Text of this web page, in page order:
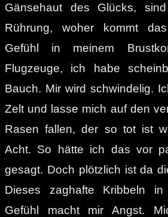
Gänsehaut des Glücks,
Rührung, woher kommt
Gefühl in meinem
Flugzeuge, ich habe
Bauch. Mir wird schwindelig.
Zelt und lasse mich auf den
Rasen fallen, der so tot ist
Acht. So hätte ich das vor
gesagt. Doch plötzlich ist da
Dieses zaghafte Kribbeln
Gefühl macht mir Angst.